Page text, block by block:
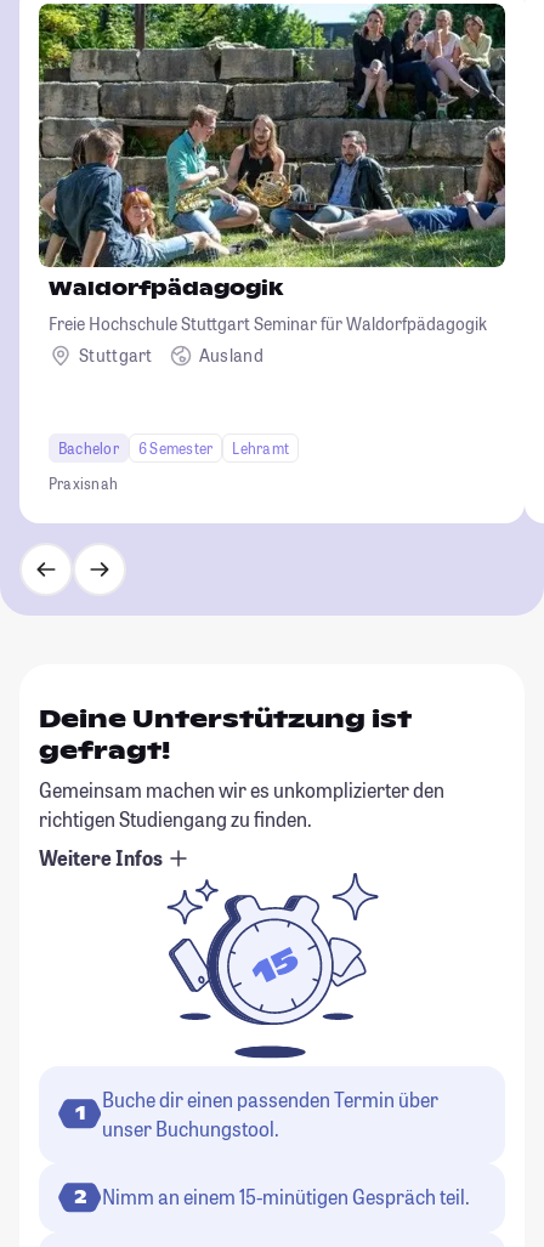
Waldorfpädagogik
Freie Hochschule Stuttgart Seminar für Waldorfpädagogik
Stuttgart
Ausland
Bachelor 6 Semester
Lehramt
Praxisnah
Deine Unterstützung ist
gefragt!
Gemeinsam machen wir es unkomplizierter den
richtigen Studiengang zu finden.
Weitere Infos
1
Buche dir einen passenden Termin über
unser Buchungstool.
2 Nimm an einem 15-minütigen Gespräch teil.